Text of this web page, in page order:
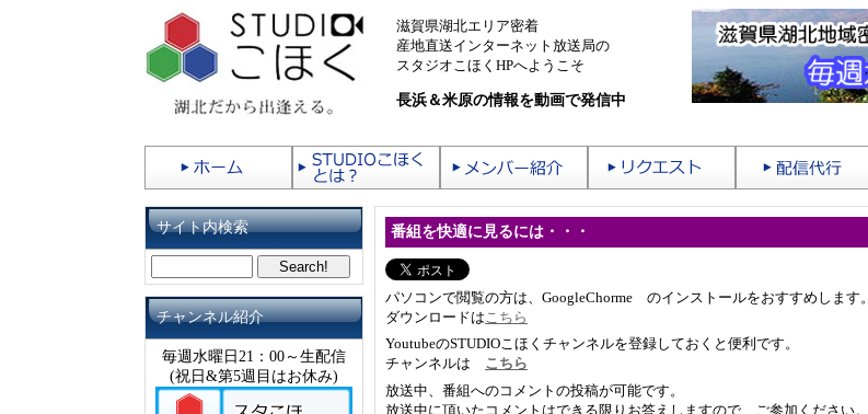
滋賀県湖北エリア密着
産地直送インターネット放送局の
スタジオこほくHPへようこそ
長浜＆米原の情報を動画で発信中
サイト内検索
チャンネル紹介
毎週水曜日21：00～生配信
(祝日&第5週目はお休み)
番組を快適に見るには・・・
パソコンで閲覧の方は、GoogleChorme のインストールをおすすめします。
ダウンロードは こちら
YoutubeのSTUDIOこほくチャンネルを登録しておくと便利です。
チャンネルは こちら
放送中、番組へのコメントの投稿が可能です。
放送中に頂いたコメントはできる限りお答えしますので、ご参加ください。